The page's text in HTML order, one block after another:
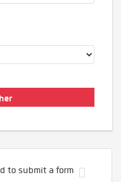
to submit a form